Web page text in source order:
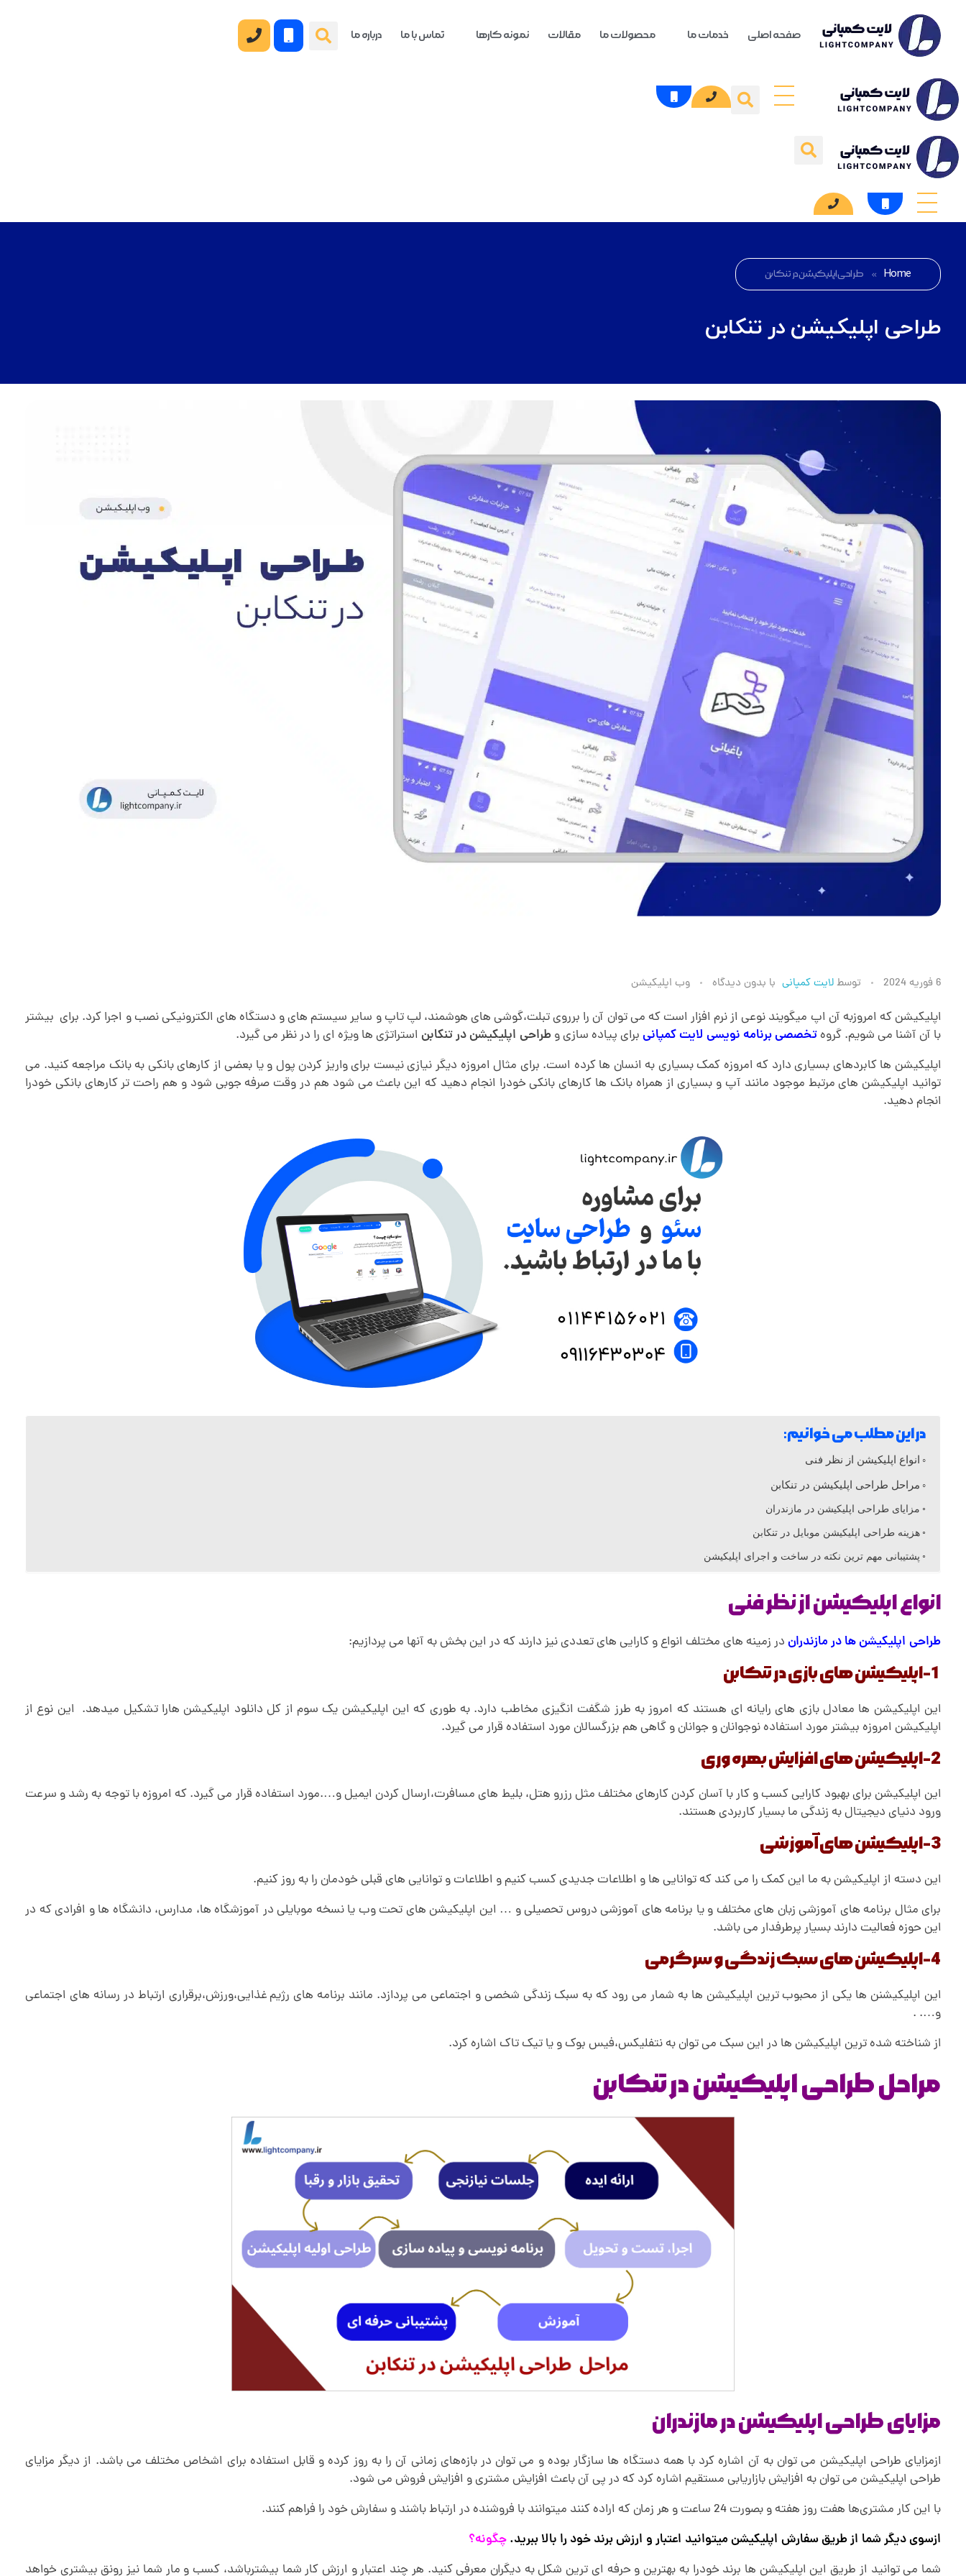
صفحه اصلی خدمات ما محصولات ما مقالات نمونه کارها تماس با ما درباره ما
Home
» طراحی اپلیکیشن در تنکابن
طراحی اپلیکیشن در تنکابن
ط
ر
ا
ح
ش
ن
ت
ن
ک
ا
ب
ن
6 فوریه 2024 توسطلایت کمپانی با بدون دیدگاه وب اپلیکیشن
اپلیکیشن که امروزبه آن اپ میگویند نوعی از نرم افزار است که می توان آن را برروی تبلت،گوشی های هوشمند، لپ تاپ و سایر سیستم های و دستگاه های الکترونیکی نصب و اجرا کرد. برای بیشتر
با آن آشنا می شویم. گروهتخصصی برنامه نویسی لایت کمپانیبرای پیاده سازی وطراحی اپلیکیشن در تنکابن استراتژی ها ویژه ای را در نظر می گیرد.
اپلیکیشن ها کابردهای بسیاری دارد که امروزه کمک بسیاری به انسان ها کرده است. برای مثال امروزه دیگر نیازی نیست برای واریز کردن پول و یا بعضی از کارهای بانکی به بانک مراجعه کنید. می
توانید اپلیکیشن های مرتبط موجود مانند آپ و بسیاری از همراه بانک ها کارهای بانکی خودرا انجام دهید که این باعث می شود هم در وقت صرفه جوبی شود و هم راحت تر کارهای بانکی خودرا
انجام دهید.
در این مطلب می خوانیم:
انواع اپلیکیشن از نظر فنی
مراحل طراحی اپلیکیشن در تنکابن
مزایای طراحی اپلیکیشن در مازندران
هزینه طراحی اپلیکیشن موبایل در تنکابن
پشتیبانی مهم ترین نکته در ساخت و اجرای اپلیکیشن
انواع اپلیکیشن از نظر فنی
طراحی اپلیکیشن ها در مازندراندر زمینه های مختلف انواع و کارایی های تعددی نیز دارند که در این بخش به آنها می پردازیم:
1-اپلیکیشن های بازی در تنکابن
این اپلیکیشن ها معادل بازی های رایانه ای هستند که امروز به طرز شگفت انگیزی مخاطب دارد. به طوری که این اپلیکیشن یک سوم از کل دانلود اپلیکیشن هارا تشکیل میدهد. این نوع از
اپلیکیشن امروزه بیشتر مورد استفاده نوجوانان و جوانان و گاهی هم بزرگسالان مورد استفاده قرار می گیرد.
2-اپلیکیشن های افزایش بهره وری
این اپلیکیشن برای بهبود کارایی کسب و کار با آسان کردن کارهای مختلف مثل رزرو هتل، بلیط های مسافرت،ارسال کردن ایمیل و….مورد استفاده قرار می گیرد. که امروزه با توجه به رشد و سرعت
ورود دنیای دیجیتال به زندگی ما بسیار کاربردی هستند.
3-اپلیکیشن های آموزشی
این دسته از اپلیکیشن به ما این کمک را می کند که توانایی ها و اطلاعات جدیدی کسب کنیم و اطلاعات و توانایی های قبلی خودمان را به روز کنیم.
برای مثال برنامه های آموزشی زبان های مختلف و یا برنامه های آموزشی دروس تحصیلی و … این اپلیکیشن های تحت وب یا نسخه موبایلی در آموزشگاه ها، مدارس، دانشگاه ها و افرادی که در
این حوزه فعالیت دارند بسیار پرطرفدار می باشد.
4-اپلیکیشن های سبک زندگی و سرگرمی
این اپلیکیشنن ها یکی از محبوب ترین اپلیکیشن ها به شمار می رود که به سبک زندگی شخصی و اجتماعی می پردازد. مانند برنامه های رژیم غذایی،ورزش،برقراری ارتباط در رسانه های اجتماعی
و…. .
از شناخته شده ترین اپلیکیشن ها در این سبک می توان به نتفلیکس،فیس بوک و یا تیک تاک اشاره کرد.
مراحل طراحی اپلیکیشن در تنکابن
مزایای طراحی اپلیکیشن در مازندران
ازمزایای طراحی اپلیکیشن می توان به آن اشاره کرد با همه دستگاه ها سازگار بوده و می توان در بازه‌های زمانی آن را به روز کرده و قابل استفاده برای اشخاص مختلف می باشد. از دیگر مزایای
طراحی اپلیکیشن می توان به افزایش بازاریابی مستقیم اشاره کرد که در پی آن باعث افزایش مشتری و افزایش فروش می شود.
با این کار مشتری‌ها هفت روز هفته و بصورت 24 ساعت و هر زمان که اراده کنند میتوانند با فروشنده در ارتباط باشند و سفارش خود را فراهم کنند.
ازسوی دیگر شما از طریق سفارش اپلیکیشن میتوانید اعتبار و ارزش برند خود را بالا ببرید.چگونه؟
شما می توانید از طریق این اپلیکیشن ها برند خودرا به بهترین و حرفه ای ترین شکل به دیگران معرفی کنید. هر چند اعتبار و ارزش کار شما بیشترباشد، کسب و مار شما نیز رونق بیشتری خواهد